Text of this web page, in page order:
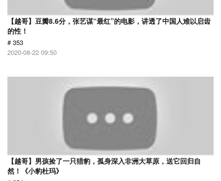
【越哥】豆瓣8.6分，张艺谋“最红”的电影，讲透了中国人难以启齿
的性！
# 353
2020-08-22 09:50
【越哥】男孩捡了一只猎豹，孤身深入非洲大草原，送它回归自
然！《小豹杜玛》